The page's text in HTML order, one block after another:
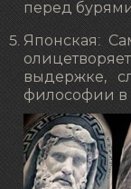
перед
Японская:
выдержке,
философии в